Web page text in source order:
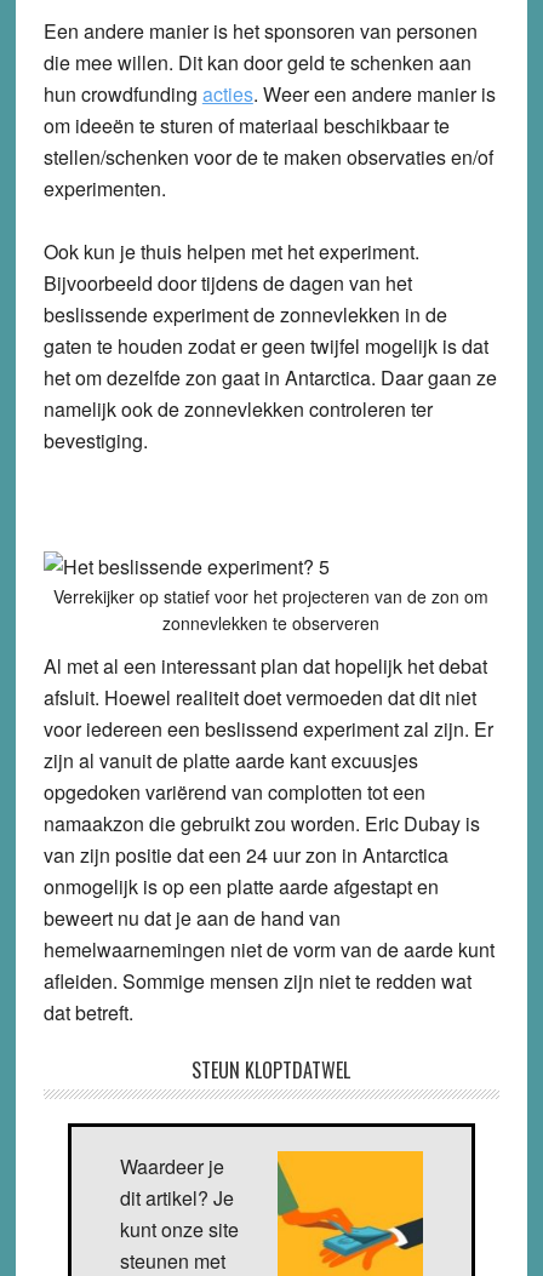
Een andere manier is het sponsoren van personen
die mee willen. Dit kan door geld te schenken aan
hun crowdfunding acties. Weer een andere manier is
om ideeën te sturen of materiaal beschikbaar te
stellen/schenken voor de te maken observaties en/of
experimenten.
Ook kun je thuis helpen met het experiment.
Bijvoorbeeld door tijdens de dagen van het
beslissende experiment de zonnevlekken in de
gaten te houden zodat er geen twijfel mogelijk is dat
het om dezelfde zon gaat in Antarctica. Daar gaan ze
namelijk ook de zonnevlekken controleren ter
bevestiging.
Verrekijker op statief voor het projecteren van de zon om
zonnevlekken te observeren
Al met al een interessant plan dat hopelijk het debat
afsluit. Hoewel realiteit doet vermoeden dat dit niet
voor iedereen een beslissend experiment zal zijn. Er
zijn al vanuit de platte aarde kant excuusjes
opgedoken variërend van complotten tot een
namaakzon die gebruikt zou worden. Eric Dubay is
van zijn positie dat een 24 uur zon in Antarctica
onmogelijk is op een platte aarde afgestapt en
beweert nu dat je aan de hand van
hemelwaarnemingen niet de vorm van de aarde kunt
afleiden. Sommige mensen zijn niet te redden wat
dat betreft.
STEUN KLOPTDATWEL
Waardeer je
dit artikel? Je
kunt onze site
steunen met